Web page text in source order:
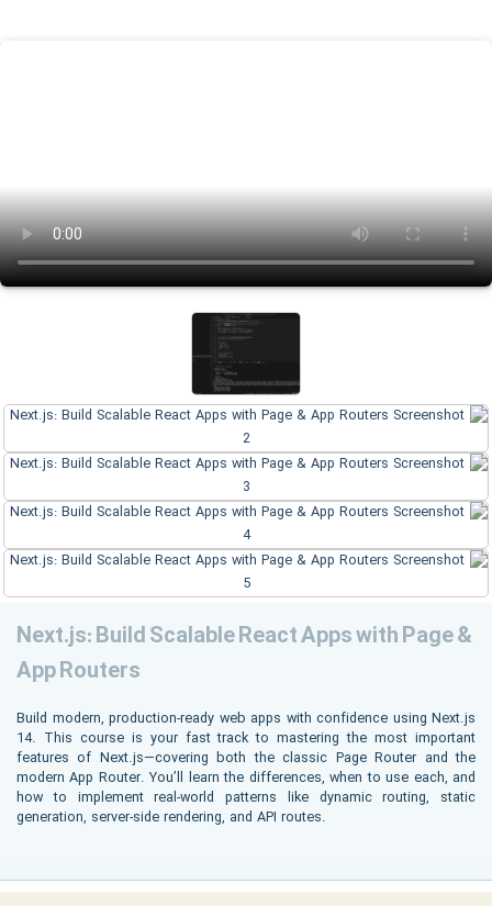
Next.js: Build Scalable React Apps with Page &
App Routers
Build modern, production-ready web apps with confidence using Next.js
14. This course is your fast track to mastering the most important
features of Next.js—covering both the classic Page Router and the
modern App Router. You’ll learn the differences, when to use each, and
how to implement real-world patterns like dynamic routing, static
generation, server-side rendering, and API routes.